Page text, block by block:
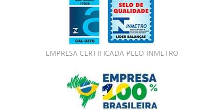
EMPRESA CERTIFICADA PELO INMETRO